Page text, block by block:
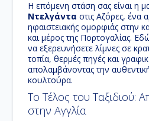
Η επόμενη στάση σας είναι η
Ντελγάντα στιςΑζόρες, ένα
ηφαιστειακής ομορφιάς στην
και μέρος της Πορτογαλίας.
να εξερευνήσετε λίμνες σε
τοπία, θερμές πηγές και
απολαμβάνοντας την
κουλτούρα.
Το Τέλος του Ταξιδιού:
στην Αγγλία